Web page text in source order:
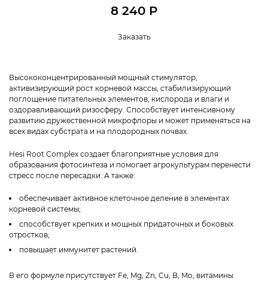
8 240 Р
Заказать
Высококонцентрированный мощный стимулятор,
активизирующий рост корневой массы, стабилизирующий
поглощение питательных элементов, кислорода и влаги и
оздоравливающий ризосферу. Способствует интенсивному
развитию дружественной микрофлоры и может применяться на
всех видах субстрата и на плодородных почвах.
Hesi Root Complex создает благоприятные условия для
образования фотосинтеза и помогает агрокультурам перенести
стресс после пересадки. А также:
обеспечивает активное клеточное деление в элементах
корневой системы;
способствует крепких и мощных придаточных и боковых
отростков;
повышает иммунитет растений.
В его формуле присутствует Fe, Mg, Zn, Cu, B, Mo, витамины